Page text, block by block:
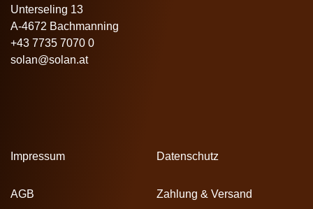
Unterseling 13
A-4672 Bachmanning
+43 7735 7070 0
solan@solan.at
Impressum Datenschutz
AGB Zahlung & Versand